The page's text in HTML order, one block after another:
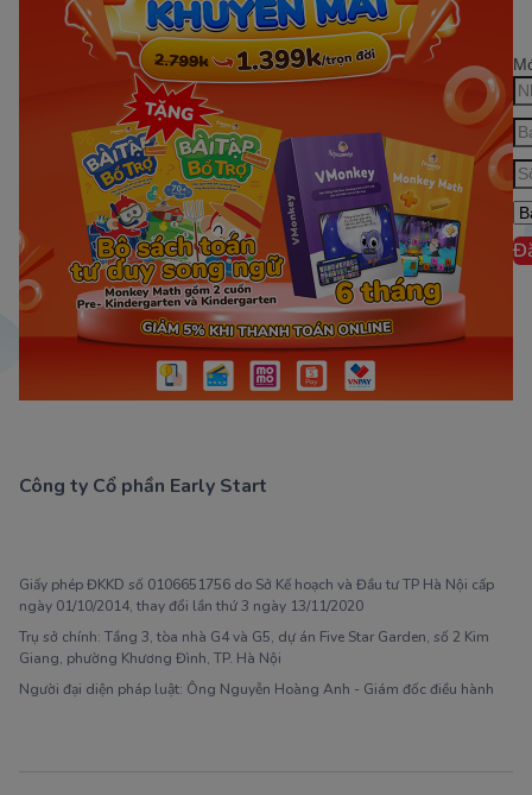
Công ty Cổ phần Early Start
Giấy phép ĐKKD số 0106651756 do Sở Kế hoạch và Đầu tư TP Hà Nội cấp
ngày 01/10/2014, thay đổi lần thứ 3 ngày 13/11/2020
Trụ sở chính: Tầng 3, tòa nhà G4 và G5, dự án Five Star Garden, số 2 Kim
Giang, phường Khương Đình, TP. Hà Nội
Người đại diện pháp luật: Ông Nguyễn Hoàng Anh - Giám đốc điều hành